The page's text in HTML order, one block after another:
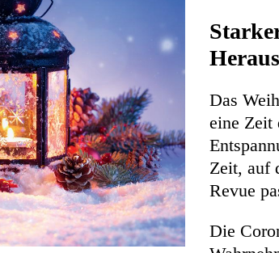
Das
eine Zeit
Zeit, auf
Revue
Die